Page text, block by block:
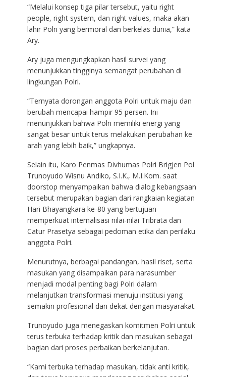
“Melalui konsep tiga pilar tersebut, yaitu right
people, right system, dan right values, maka akan
lahir Polri yang bermoral dan berkelas dunia,” kata
Ary.
Ary juga mengungkapkan hasil survei yang
menunjukkan tingginya semangat perubahan di
lingkungan Polri.
“Ternyata dorongan anggota Polri untuk maju dan
berubah mencapai hampir 95 persen. Ini
menunjukkan bahwa Polri memiliki energi yang
sangat besar untuk terus melakukan perubahan ke
arah yang lebih baik,” ungkapnya.
Selain itu, Karo Penmas Divhumas Polri Brigjen Pol
Trunoyudo Wisnu Andiko, S.I.K., M.I.Kom. saat
doorstop menyampaikan bahwa dialog kebangsaan
tersebut merupakan bagian dari rangkaian kegiatan
Hari Bhayangkara ke-80 yang bertujuan
memperkuat internalisasi nilai-nilai Tribrata dan
Catur Prasetya sebagai pedoman etika dan perilaku
anggota Polri.
Menurutnya, berbagai pandangan, hasil riset, serta
masukan yang disampaikan para narasumber
menjadi modal penting bagi Polri dalam
melanjutkan transformasi menuju institusi yang
semakin profesional dan dekat dengan masyarakat.
Trunoyudo juga menegaskan komitmen Polri untuk
terus terbuka terhadap kritik dan masukan sebagai
bagian dari proses perbaikan berkelanjutan.
“Kami terbuka terhadap masukan, tidak anti kritik,